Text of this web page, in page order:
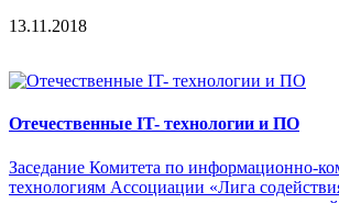
13.11.2018
Отечественные IT- технологии и ПО
Заседание Комитета по информационно-
технологиям Ассоциации «Лига